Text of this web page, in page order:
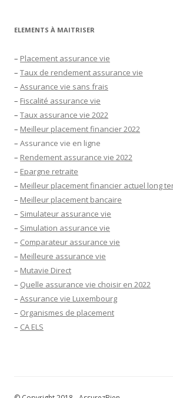
ELEMENTS À MAITRISER
– Placement assurance vie
– Taux de rendement assurance vie
– Assurance vie sans frais
– Fiscalité assurance vie
– Taux assurance vie 2022
– Meilleur placement financier 2022
– Assurance vie en ligne
– Rendement assurance vie 2022
– Epargne retraite
– Meilleur placement financier actuel long
– Meilleur placement bancaire
– Simulateur assurance vie
– Simulation assurance vie
– Comparateur assurance vie
– Meilleure assurance vie
– Mutavie Direct
– Quelle assurance vie choisir en 2022
– Assurance vie Luxembourg
– Organismes de placement
– CA ELS